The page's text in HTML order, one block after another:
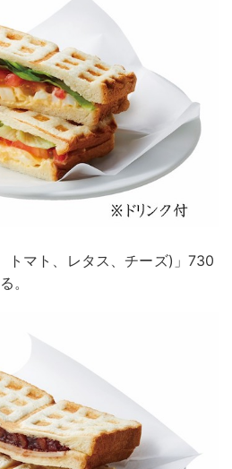
トマト、レタス、チーズ)」730
。